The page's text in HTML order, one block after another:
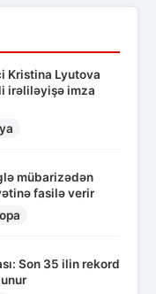
Kristina Lyutova
irəliləyişə imza
mübarizədən
fasilə verir
Son 35 ilin rekord